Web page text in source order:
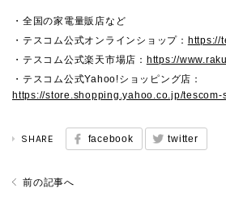
・全国の家電量販店など
・テスコム公式オンラインショップ： https://
・テスコム公式楽天市場店： https://
・テスコム公式Yahoo!ショッピング店：
https://store.shopping.yahoo.co.jp/tescom-
SHARE facebook twitter
前の記事へ